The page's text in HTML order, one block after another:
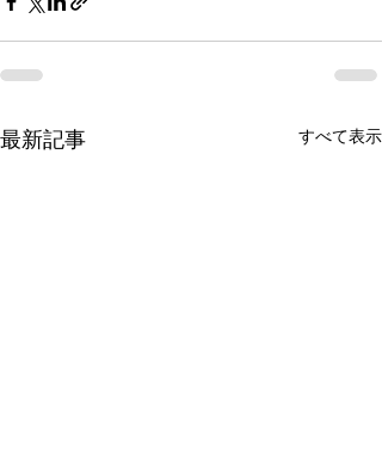
最新記事 すべて表示